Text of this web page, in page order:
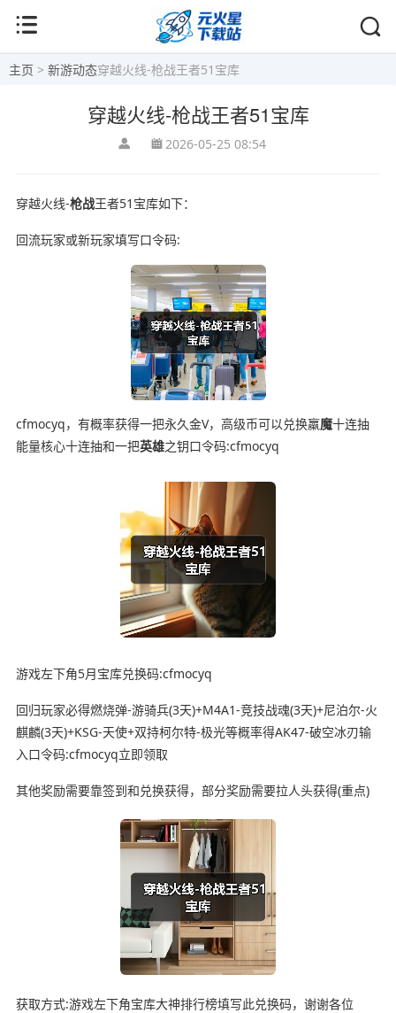
主页 > 新游动态穿越火线-枪战王者51宝库
穿越火线-枪战王者51宝库
2026-05-25 08:54
穿越火线-枪战王者51宝库如下：
回流玩家或新玩家填写口令码:
cfmocyq，有概率获得一把永久金V，高级币可以兑换羸魔十连抽
能量核心十连抽和一把英雄之钥口令码:cfmocyq
游戏左下角5月宝库兑换码:cfmocyq
回归玩家必得燃烧弹-游骑兵(3天)+M4A1-竞技战魂(3天)+尼泊尔-火
麒麟(3天)+KSG-天使+双持柯尔特-极光等概率得AK47-破空冰刃输
入口令码:cfmocyq立即领取
其他奖励需要靠签到和兑换获得，部分奖励需要拉人头获得(重点)
获取方式:游戏左下角宝库大神排行榜填写此兑换码，谢谢各位